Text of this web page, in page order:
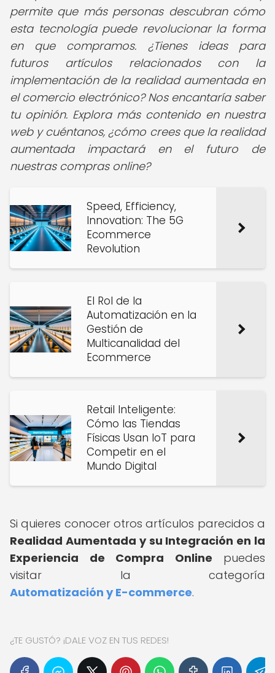
permite que más personas descubran cómo
esta tecnología puede revolucionar la forma
en que compramos. ¿Tienes ideas para
futuros artículos relacionados con la
implementación de la realidad aumentada en
el comercio electrónico? Nos encantaría saber
tu opinión. Explora más contenido en nuestra
web y cuéntanos, ¿cómo crees que la realidad
aumentada impactará en el futuro de
nuestras compras online?
Speed, Efficiency,
Innovation: The 5G
Ecommerce
Revolution
El Rol de la
Automatización en la
Gestión de
Multicanalidad del
Ecommerce
Retail Inteligente:
Cómo las Tiendas
Físicas Usan IoT para
Competir en el
Mundo Digital
Si quieres conocer otros artículos parecidos a
Realidad Aumentada y su Integración en la
Experiencia de Compra Online puedes
visitar la categoría
Automatización y E-commerce.
¿TE GUSTÓ? ¡DALE VOZ EN TUS REDES!